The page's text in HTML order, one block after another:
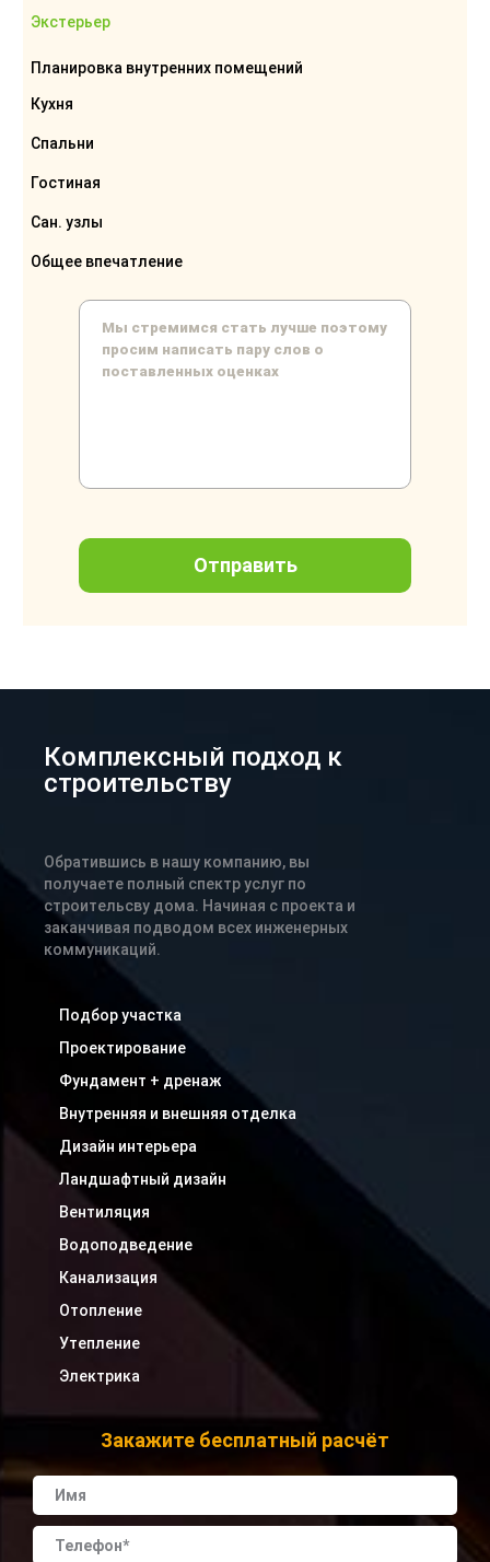
Экстерьер
Планировка внутренних помещений
Кухня
Спальни
Гостиная
Сан. узлы
Общее впечатление
Комплексный подход к
строительству
Обратившись в нашу компанию, вы
получаете полный спектр услуг по
строительсву дома. Начиная с проекта и
заканчивая подводом всех инженерных
коммуникаций.
Подбор участка
Проектирование
Фундамент + дренаж
Внутренняя и внешняя отделка
Дизайн интерьера
Ландшафтный дизайн
Вентиляция
Водоподведение
Канализация
Отопление
Утепление
Электрика
Закажите бесплатный расчёт